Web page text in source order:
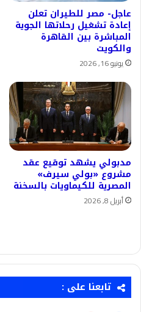
عاجل- مصر للطيران تعلن
إعادة تشغيل رحلاتها الجوية
المباشرة بين القاهرة
والكويت
يونيو 16, 2026
مدبولي يشهد توقيع عقد
مشروع «بولي سيرف»
المصرية للكيماويات بالسخنة
أبريل 8, 2026
تابعنا على :